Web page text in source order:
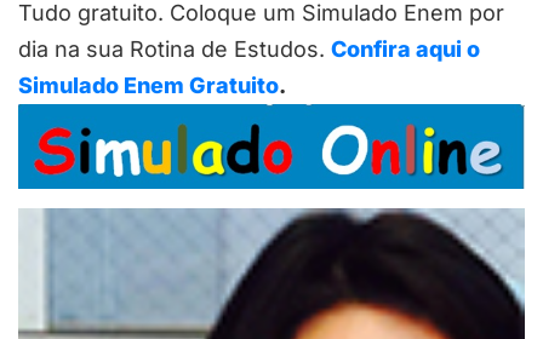
Tudo gratuito. Coloque um Simulado Enem por
dia na sua Rotina de Estudos. Confira aqui o
Simulado Enem Gratuito.